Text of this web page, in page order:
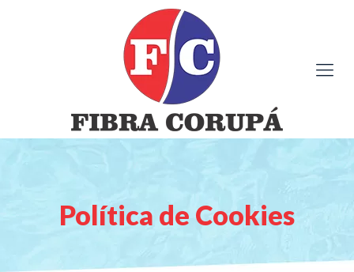
Política de Cookies